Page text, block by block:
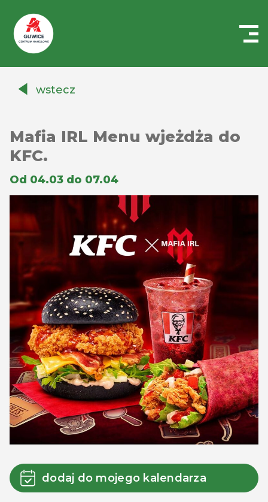
Auchanwstecz
Mafia IRL Menu wjeżdża do
KFC.
Od 04.03 do 07.04
dodaj do mojego kalendarza